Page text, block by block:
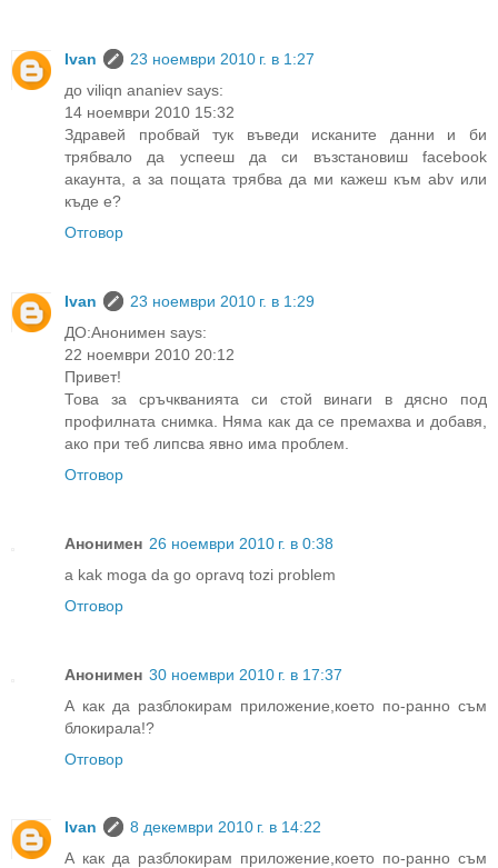
Ivan
23 ноември 2010 г. в 1:27
до viliqn ananiev says:
14 ноември 2010 15:32
Здравей пробвай тук въведи исканите данни и би
трябвало да успееш да си възстановиш facebook
акаунта, а за пощата трябва да ми кажеш към abv или
къде е?
Отговор
Ivan
23 ноември 2010 г. в 1:29
ДО:Анонимен says:
22 ноември 2010 20:12
Привет!
Това за сръчкванията си стой винаги в дясно под
профилната снимка. Няма как да се премахва и добавя,
ако при теб липсва явно има проблем.
Отговор
Анонимен 26 ноември 2010 г. в 0:38
a kak moga da go opravq tozi problem
Отговор
Анонимен 30 ноември 2010 г. в 17:37
А как да разблокирам приложение,което по-ранно съм
блокирала!?
Отговор
Ivan
8 декември 2010 г. в 14:22
А как да разблокирам приложение,което по-ранно съм